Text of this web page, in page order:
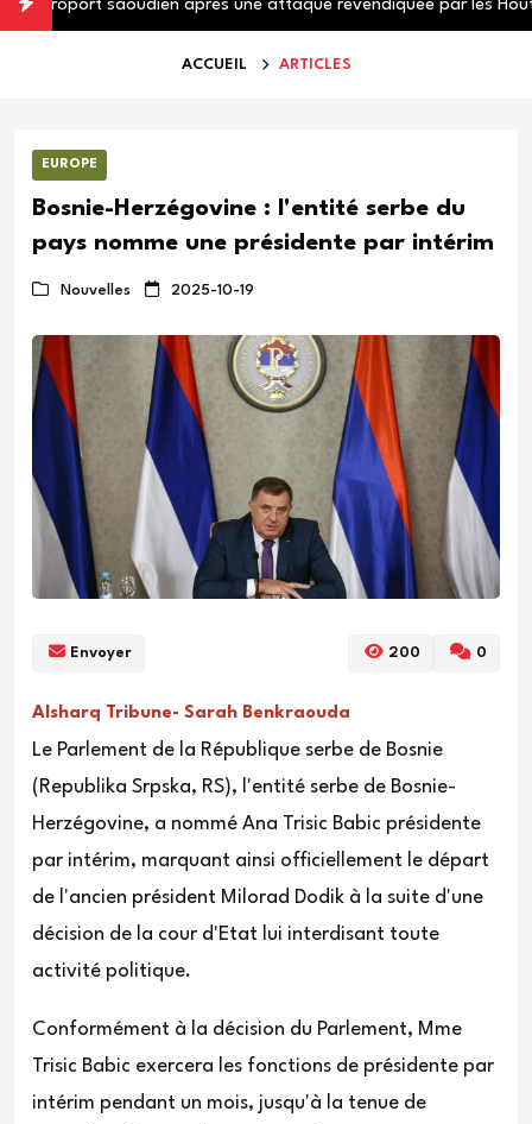
aéroport saoudien après une attaque revendiquée par les Houthis
ACCUEIL ARTICLES
EUROPE
Bosnie-Herzégovine : l'entité serbe du
pays nomme une présidente par intérim
Nouvelles 2025-10-19
Envoyer 200 0
Alsharq Tribune- Sarah Benkraouda
Le Parlement de la République serbe de Bosnie
(Republika Srpska, RS), l'entité serbe de Bosnie-
Herzégovine, a nommé Ana Trisic Babic présidente
par intérim, marquant ainsi officiellement le départ
de l'ancien président Milorad Dodik à la suite d'une
décision de la cour d'Etat lui interdisant toute
activité politique.
Conformément à la décision du Parlement, Mme
Trisic Babic exercera les fonctions de présidente par
intérim pendant un mois, jusqu'à la tenue de